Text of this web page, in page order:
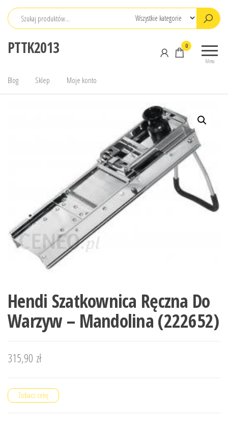
Przejdź
PTTK2013
Menu
0
Blog Sklep Moje konto
Hendi Szatkownica Ręczna Do
Warzyw – Mandolina (222652)
315,90 zł
Zobacz cenę